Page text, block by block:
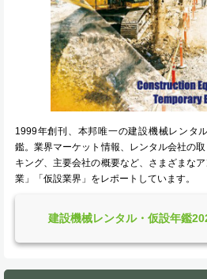
1999年創刊、本邦唯一の建設機械レンタ
鑑。業界マーケット情報、レンタル会社の
キング、主要会社の概要など、さまざまな
業」「仮設業界」をレポートしています。
建設機械レンタル・仮設年鑑